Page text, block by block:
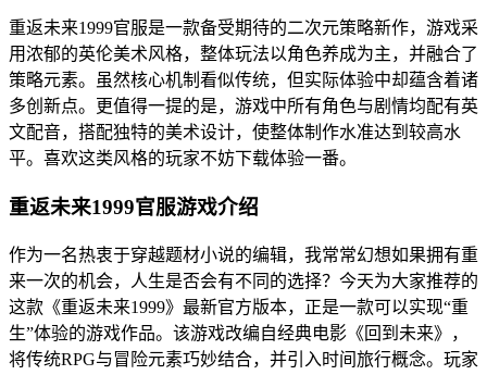
重返未来1999官服是一款备受期待的二次元策略新作，游戏采
用浓郁的英伦美术风格，整体玩法以角色养成为主，并融合了
策略元素。虽然核心机制看似传统，但实际体验中却蕴含着诸
多创新点。更值得一提的是，游戏中所有角色与剧情均配有英
文配音，搭配独特的美术设计，使整体制作水准达到较高水
平。喜欢这类风格的玩家不妨下载体验一番。
重返未来1999官服游戏介绍
作为一名热衷于穿越题材小说的编辑，我常常幻想如果拥有重
来一次的机会，人生是否会有不同的选择？今天为大家推荐的
这款《重返未来1999》最新官方版本，正是一款可以实现“重
生”体验的游戏作品。该游戏改编自经典电影《回到未来》，
将传统RPG与冒险元素巧妙结合，并引入时间旅行概念。玩家